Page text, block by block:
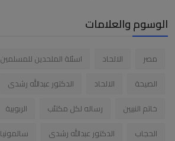
الوسوم والعلامات
مصر الالحاد اسئلة الملحدين للمسلمين
الصيحة
الالحاد الدكتور عبدالله رشدى
خاتم النبيين
رساله لكل مكتئب الربوبية
الحجاب
الدكتور عبدالله رشدى
سالمونيا